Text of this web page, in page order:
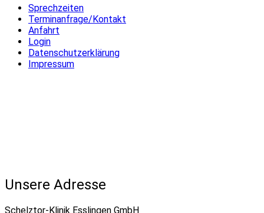
Sprechzeiten
Terminanfrage/Kontakt
Anfahrt
Login
Datenschutzerklärung
Impressum
Unsere Adresse
Schelztor-Klinik Esslingen GmbH